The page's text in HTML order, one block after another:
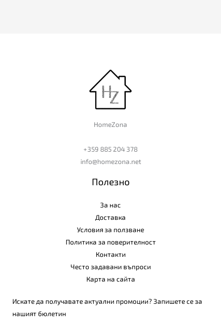
HomeZona
+359 885 204 378
info@homezona.net
Полезно
За нас
Доставка
Условия за ползване
Политика за поверителност
Контакти
Често задавани въпроси
Карта на сайта
Искате да получавате актуални промоции? Запишете се за
нашият бюлетин